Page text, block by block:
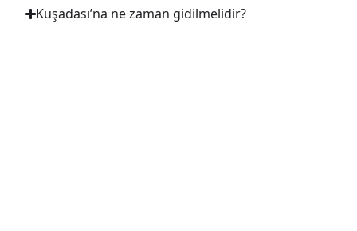
Kuşadası’na ne zaman gidilmelidir?